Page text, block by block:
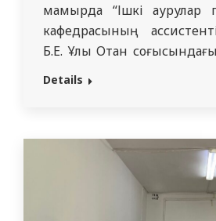
мамырда “Ішкі аурулар
кафедрасының
Б.Е. Ұлы Отан
арналған кураторлық
сөзінде халықтың
батылдығы туралы
топтың старостасы Ұлы
Details